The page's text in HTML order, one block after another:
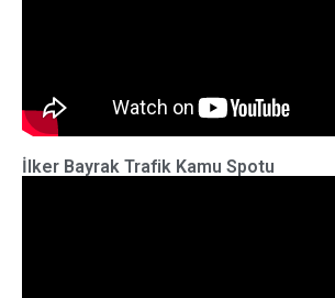
İlker Bayrak Trafik Kamu Spotu